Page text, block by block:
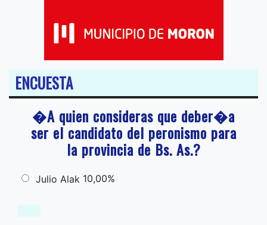
ENCUESTA
�A quien consideras que deber�a
ser el candidato del peronismo para
la provincia de Bs. As.?
Julio Alak 10,00%